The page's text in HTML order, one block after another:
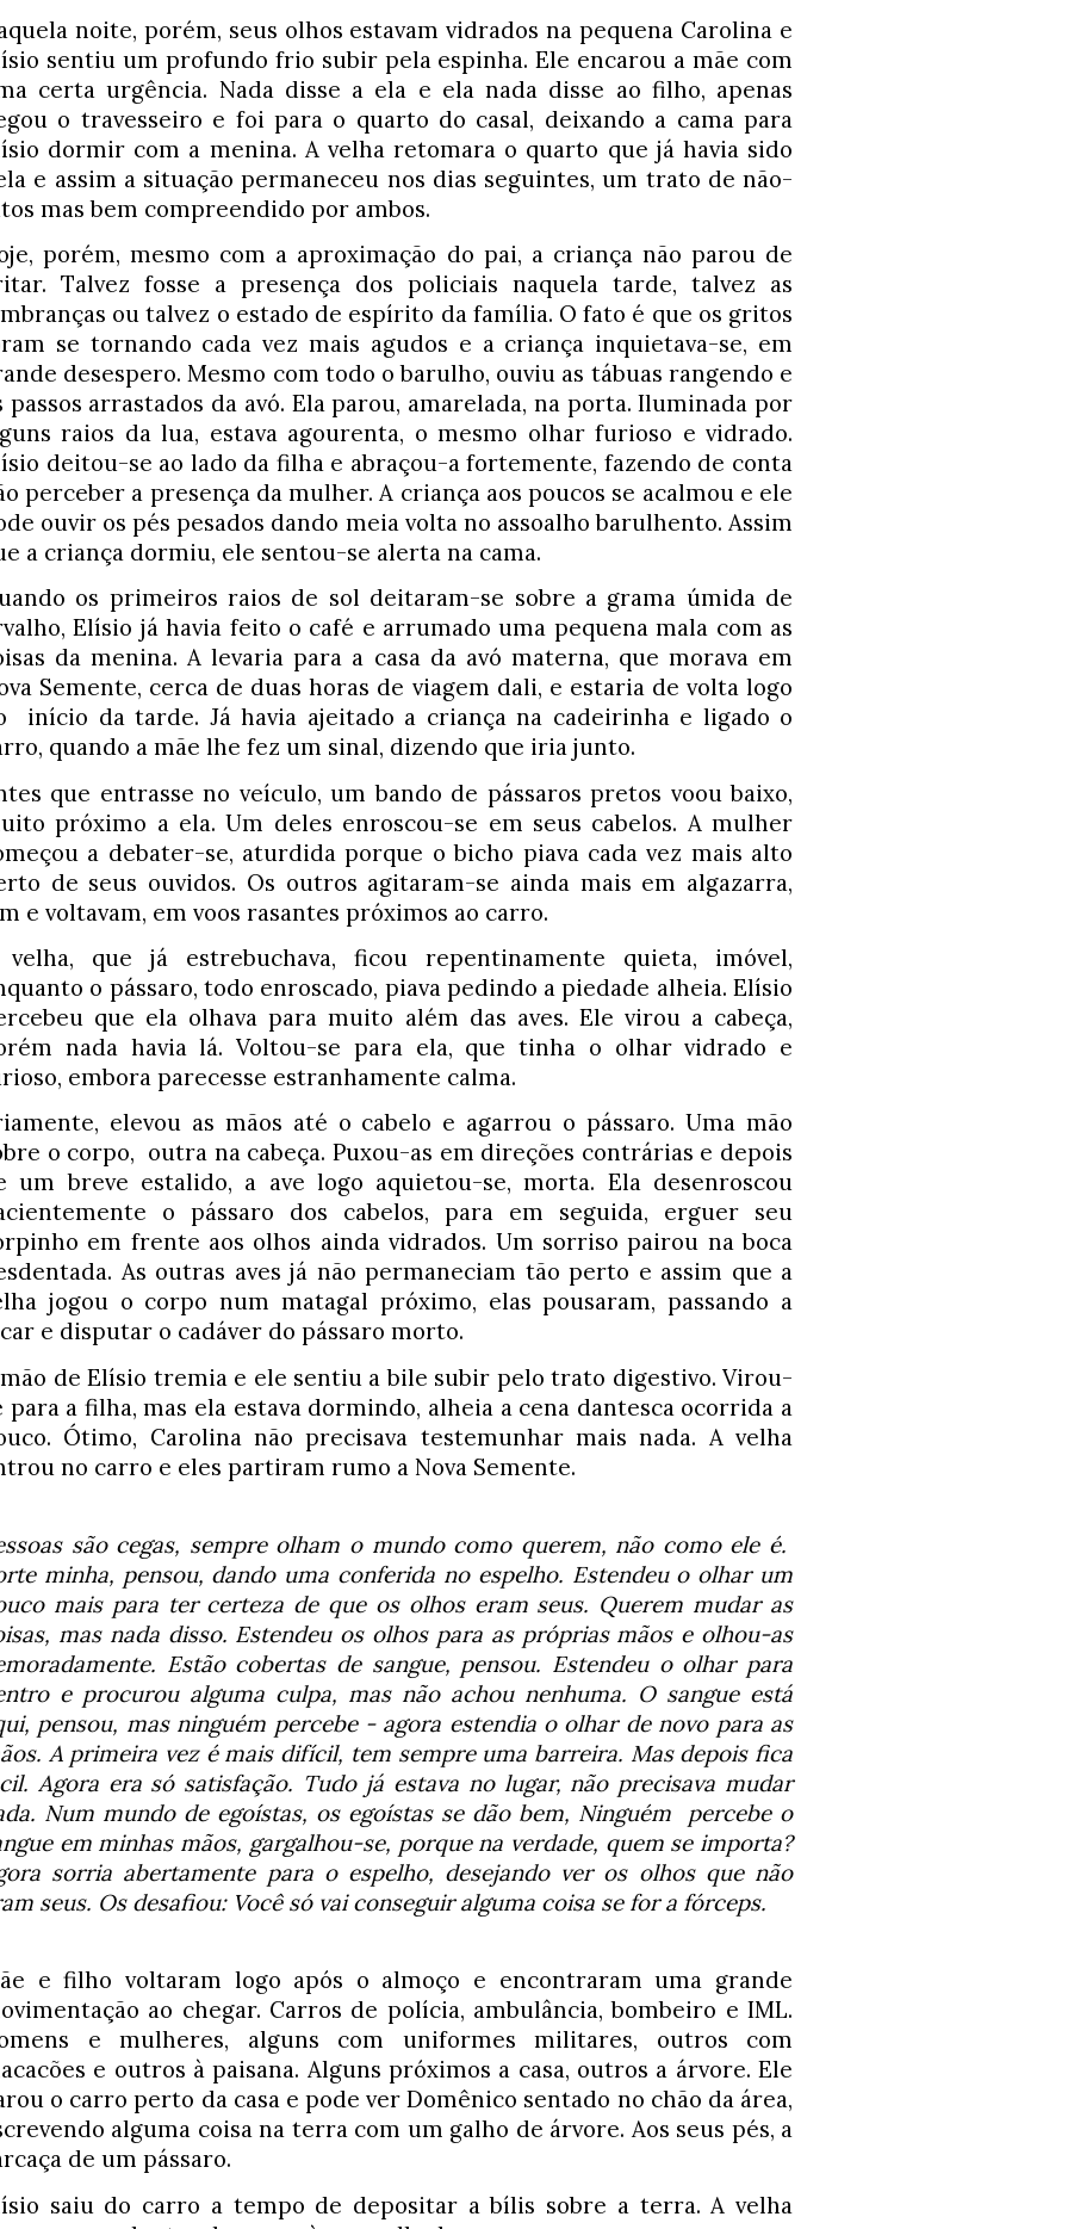
noite, porém, seus olhos estavam vidrados na pequena Carolina e
sentiu um profundo frio subir pela espinha. Ele encarou a mãe com
certa urgência. Nada disse a ela e ela nada disse ao filho, apenas
o travesseiro e foi para o quarto do casal, deixando a cama para
dormir com a menina. A velha retomara o quarto que já havia sido
e assim a situação permaneceu nos dias seguintes, um trato de não-
mas bem compreendido por ambos.
porém, mesmo com a aproximação do pai, a criança não parou de
Talvez fosse a presença dos policiais naquela tarde, talvez as
ou talvez o estado de espírito da família. O fato é que os gritos
se tornando cada vez mais agudos e a criança inquietava-se, em
desespero. Mesmo com todo o barulho, ouviu as tábuas rangendo e
passos arrastados da avó. Ela parou, amarelada, na porta. Iluminada por
raios da lua, estava agourenta, o mesmo olhar furioso e vidrado.
deitou-se ao lado da filha e abraçou-a fortemente, fazendo de conta
perceber a presença da mulher. A criança aos poucos se acalmou e ele
ouvir os pés pesados dando meia volta no assoalho barulhento. Assim
a criança dormiu, ele sentou-se alerta na cama.
os primeiros raios de sol deitaram-se sobre a grama úmida de
Elísio já havia feito o café e arrumado uma pequena mala com as
da menina. A levaria para a casa da avó materna, que morava em
Semente, cerca de duas horas de viagem dali, e estaria de volta logo
início da tarde. Já havia ajeitado a criança na cadeirinha e ligado o
quando a mãe lhe fez um sinal, dizendo que iria junto.
que entrasse no veículo, um bando de pássaros pretos voou baixo,
próximo a ela. Um deles enroscou-se em seus cabelos. A mulher
a debater-se, aturdida porque o bicho piava cada vez mais alto
de seus ouvidos. Os outros agitaram-se ainda mais em algazarra,
e voltavam, em voos rasantes próximos ao carro.
velha, que já estrebuchava, ficou repentinamente quieta, imóvel,
o pássaro, todo enroscado, piava pedindo a piedade alheia. Elísio
que ela olhava para muito além das aves. Ele virou a cabeça,
nada havia lá. Voltou-se para ela, que tinha o olhar vidrado e
embora parecesse estranhamente calma.
elevou as mãos até o cabelo e agarrou o pássaro. Uma mão
o corpo,  outra na cabeça. Puxou-as em direções contrárias e depois
um breve estalido, a ave logo aquietou-se, morta. Ela desenroscou
o pássaro dos cabelos, para em seguida, erguer seu
em frente aos olhos ainda vidrados. Um sorriso pairou na boca
As outras aves já não permaneciam tão perto e assim que a
jogou o corpo num matagal próximo, elas pousaram, passando a
e disputar o cadáver do pássaro morto.
de Elísio tremia e ele sentiu a bile subir pelo trato digestivo. Virou-
para a filha, mas ela estava dormindo, alheia a cena dantesca ocorrida a
Ótimo, Carolina não precisava testemunhar mais nada. A velha
no carro e eles partiram rumo a Nova Semente.
são cegas, sempre olham o mundo como querem, não como ele é.
minha, pensou, dando uma conferida no espelho. Estendeu o olhar um
mais para ter certeza de que os olhos eram seus. Querem mudar as
mas nada disso. Estendeu os olhos para as próprias mãos e olhou-as
Estão cobertas de sangue, pensou. Estendeu o olhar para
e procurou alguma culpa, mas não achou nenhuma. O sangue está
pensou, mas ninguém percebe - agora estendia o olhar de novo para as
A primeira vez é mais difícil, tem sempre uma barreira. Mas depois fica
Agora era só satisfação. Tudo já estava no lugar, não precisava mudar
Num mundo de egoístas, os egoístas se dão bem, Ninguém  percebe o
em minhas mãos, gargalhou-se, porque na verdade, quem se importa?
sorria abertamente para o espelho, desejando ver os olhos que não
seus. Os desafiou: Você só vai conseguir alguma coisa se for a fórceps.
e filho voltaram logo após o almoço e encontraram uma grande
ao chegar. Carros de polícia, ambulância, bombeiro e IML.
e mulheres, alguns com uniformes militares, outros com
e outros à paisana. Alguns próximos a casa, outros a árvore. Ele
o carro perto da casa e pode ver Domênico sentado no chão da área,
alguma coisa na terra com um galho de árvore. Aos seus pés, a
de um pássaro.
saiu do carro a tempo de depositar a bílis sobre a terra. A velha